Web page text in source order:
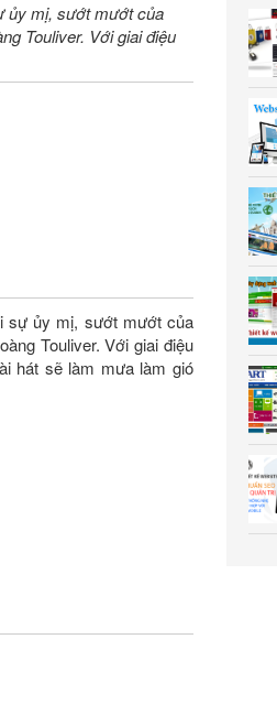
ủy mị, sướt mướt của
Touliver. Với giai điệu
sự ủy mị, sướt mướt của
Touliver. Với giai điệu
hát sẽ làm mưa làm gió